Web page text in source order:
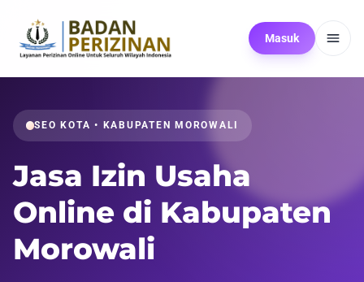
Masuk
SEO KOTA • KABUPATEN MOROWALI
Jasa Izin Usaha
Online di Kabupaten
Morowali